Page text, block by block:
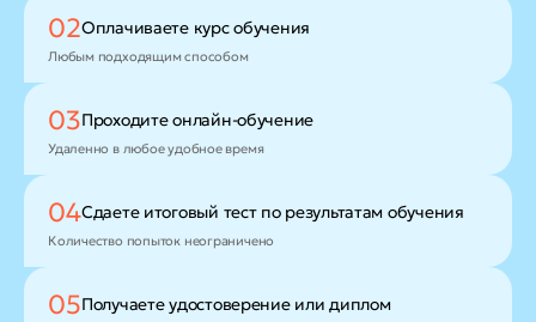
02Оплачиваете курс обучения
Любым подходящим способом
03Проходитеонлайн-обучение
Удаленно в любое удобное время
04Сдаете итоговый тест по результатам обучения
Количество попыток неограничено
05Получаете удостоверение или диплом